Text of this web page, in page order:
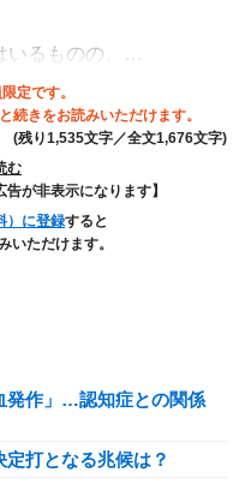
るものの、…
定です。
続きをお読みいただけます。
(残り1,535文字／全文1,676文字)
む
が非表示になります】
）に登録すると
いただけます。
発作」…認知症との関係
打となる兆候は？